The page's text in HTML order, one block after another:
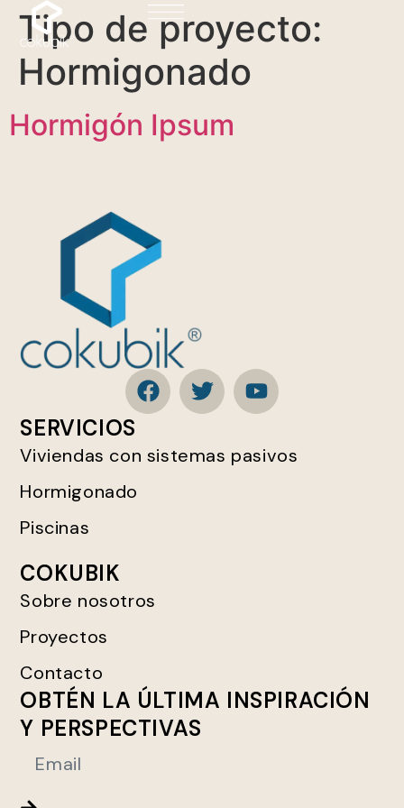
Tipo de proyecto:
Hormigonado
Hormigón Ipsum
SERVICIOS
Viviendas con sistemas pasivos
Hormigonado
Piscinas
COKUBIK
Sobre nosotros
Proyectos
Contacto
OBTÉN LA ÚLTIMA INSPIRACIÓN
Y PERSPECTIVAS